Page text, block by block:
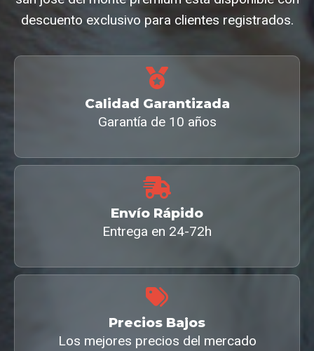
descuento exclusivo para clientes registrados.
Calidad Garantizada
Garantía de 10 años
Envío Rápido
Entrega en 24-72h
Precios Bajos
Los mejores precios del mercado